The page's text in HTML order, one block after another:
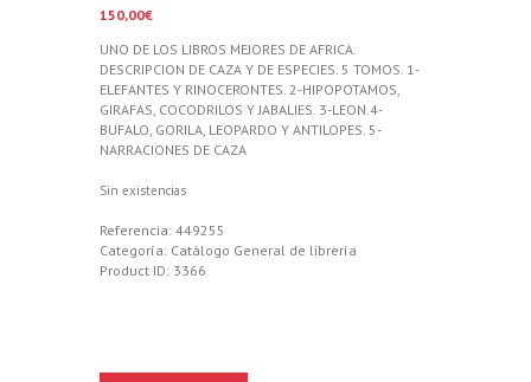
150,00€
UNO DE LOS LIBROS MEJORES DE AFRICA.
DESCRIPCION DE CAZA Y DE ESPECIES. 5 TOMOS. 1-
ELEFANTES Y RINOCERONTES. 2-HIPOPOTAMOS,
GIRAFAS, COCODRILOS Y JABALIES. 3-LEON.4-
BUFALO, GORILA, LEOPARDO Y ANTILOPES. 5-
NARRACIONES DE CAZA
Sin existencias
Referencia: 449255
Categoría: Catálogo General de librería
Product ID: 3366